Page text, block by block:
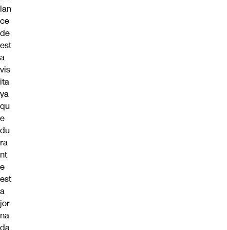
lan
ce
de
est
a
vis
ita
ya
qu
e
du
ra
nt
e
est
a
jor
na
da